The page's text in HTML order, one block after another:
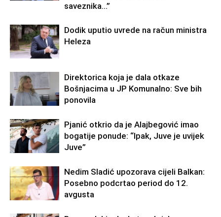
saveznika…”
Dodik uputio uvrede na račun ministra
Heleza
Direktorica koja je dala otkaze
Bošnjacima u JP Komunalno: Sve bih
ponovila
Pjanić otkrio da je Alajbegović imao
bogatije ponude: “Ipak, Juve je uvijek
Juve”
Nedim Sladić upozorava cijeli Balkan:
Posebno podcrtao period do 12.
avgusta